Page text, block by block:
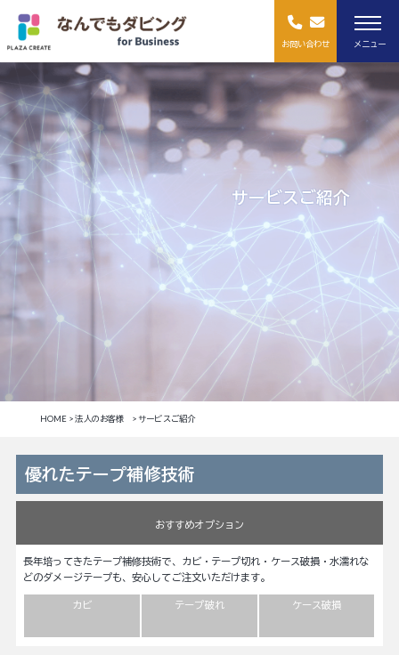
お問い合わせ メニュー
サービスご紹介
HOME > 法人のお客様 > サービスご紹介
優れたテープ補修技術
おすすめオプション
長年培ってきたテープ補修技術で、カビ・テープ切れ・ケース破損・水濡れな
どのダメージテープも、安心してご注文いただけます。
カビ テープ破れ ケース破損